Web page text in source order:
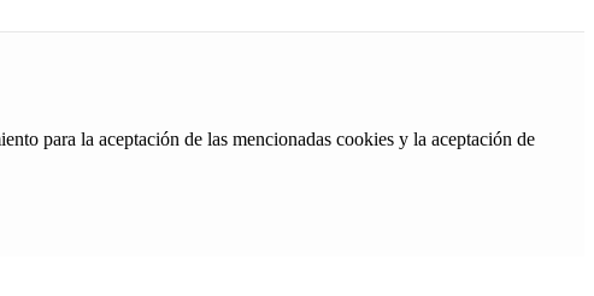
para la aceptación de las mencionadas cookies y la aceptación de